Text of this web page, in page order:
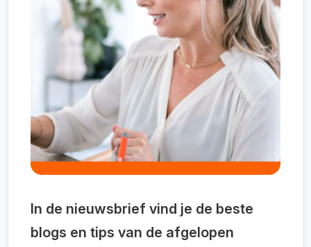
In de nieuwsbrief vind je de beste
blogs en tips van de afgelopen